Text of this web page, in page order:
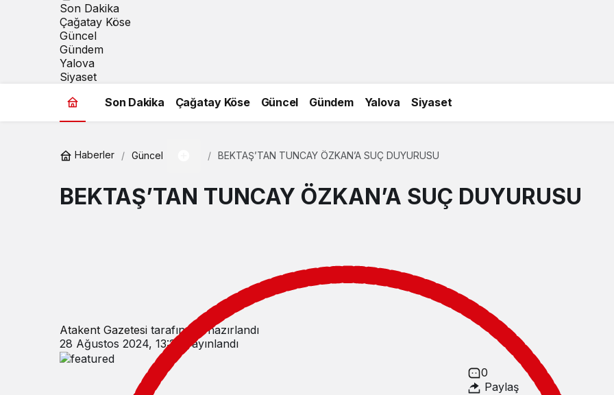
Son Dakika
Çağatay Köse
Güncel
Gündem
Yalova
Siyaset
Son Dakika
Çağatay Köse Güncel Gündem Yalova Siyaset
Haberler Güncel BEKTAŞ’TAN TUNCAY ÖZKAN’A SUÇ DUYURUSU
BEKTAŞ’TAN TUNCAY ÖZKAN’A SUÇ DUYURUSU
Atakent Gazetesi tarafından hazırlandı
28 Ağustos 2024, 13:20
yayınlandı
0
Paylaş